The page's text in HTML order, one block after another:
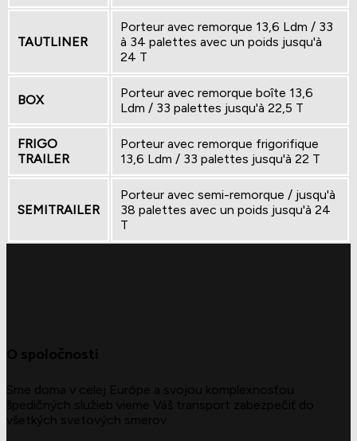
TAUTLINER
Porteur avec remorque 13,6 Ldm / 33
à 34 palettes avec un poids jusqu'à
24 T
BOX
Porteur avec remorque boîte 13,6
Ldm / 33 palettes jusqu'à 22,5 T
FRIGO
TRAILER
Porteur avec remorque frigorifique
13,6 Ldm / 33 palettes jusqu'à 22 T
SEMITRAILER
Porteur avec semi-remorque / jusqu'à
38 palettes avec un poids jusqu'à 24
T